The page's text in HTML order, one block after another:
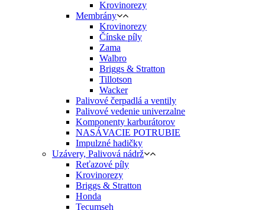
Krovinorezy
Membrány
Krovinorezy
Čínske píly
Zama
Walbro
Briggs & Stratton
Tillotson
Wacker
Palivové čerpadlá a ventily
Palivové vedenie univerzalne
Komponenty karburátorov
NASÁVACIE POTRUBIE
Impulzné hadičky
Uzávery, Palivová nádrž
Reťazové píly
Krovinorezy
Briggs & Stratton
Honda
Tecumseh